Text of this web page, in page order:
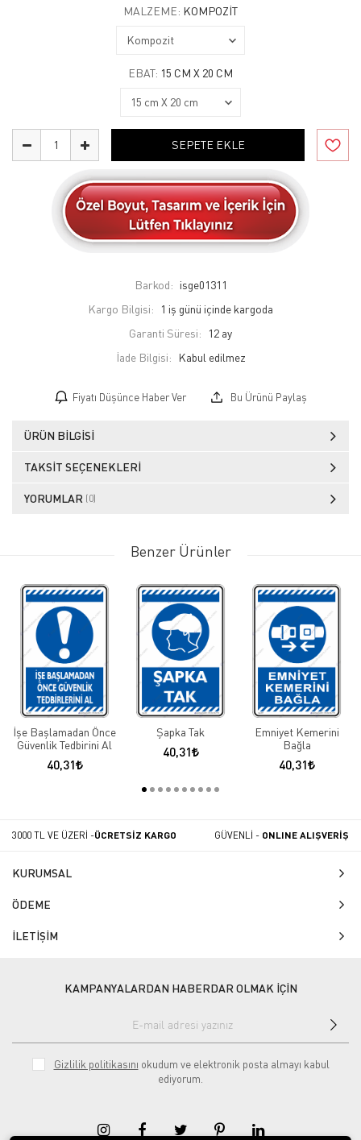
MALZEME: KOMPOZIT
EBAT: 15 CM X 20 CM
SEPETE EKLE
Barkod: isge01311
Kargo Bilgisi:
1 iş günü içinde kargoda
Garanti Süresi:
12 ay
İade Bilgisi:
Fiyatı Düşünce Haber Ver Bu Ürünü Paylaş
ÜRÜN BILGISI
TAKSIT SEÇENEKLERI
YORUMLAR (0)
Benzer Ürünler
İşe Başlamadan Önce
Güvenlik Tedbirini Al
40,31
Şapka Tak
40,31
Emniyet Kemerini
Bağla
40,31
3000 TL VE ÜZERİ -ÜCRETSİZ KARGO GÜVENLİ - ONLINE ALIŞVERİŞ
KURUMSAL
ÖDEME
İLETİŞİM
KAMPANYALARDAN HABERDAR OLMAK İÇİN
Gizlilik politikasını okudum ve elektronik posta almayı kabul
ediyorum.